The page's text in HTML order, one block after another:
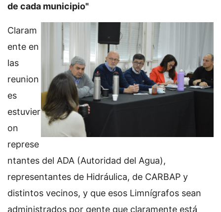
de cada municipio"
Claram
ente en
las
reunion
es
estuvier
on
represe
ntantes del ADA (Autoridad del Agua),
representantes de Hidráulica, de CARBAP y
distintos vecinos, y que esos Limnígrafos sean
administrados por gente que claramente está